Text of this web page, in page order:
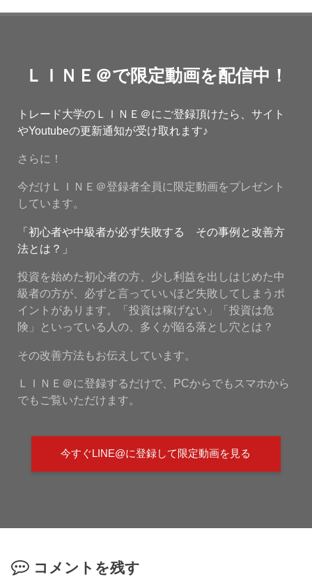
ＬＩＮＥ＠で限定動画を配信中！
トレード大学のＬＩＮＥ＠にご登録頂けたら、サイト
やYoutubeの更新通知が受け取れます♪
さらに！
今だけＬＩＮＥ＠登録者全員に限定動画をプレゼント
しています。
「初心者や中級者が必ず失敗する その事例と改善方
法とは？」
投資を始めた初心者の方、少し利益を出しはじめた中
級者の方が、必ずと言っていいほど失敗してしまうポ
イントがあります。「投資は稼げない」「投資は危
険」といっている人の、多くが陥る落とし穴とは？
その改善方法もお伝えしています。
ＬＩＮＥ＠に登録するだけで、PCからでもスマホから
でもご覧いただけます。
今すぐLINE@に登録して限定動画を見る
コメントを残す